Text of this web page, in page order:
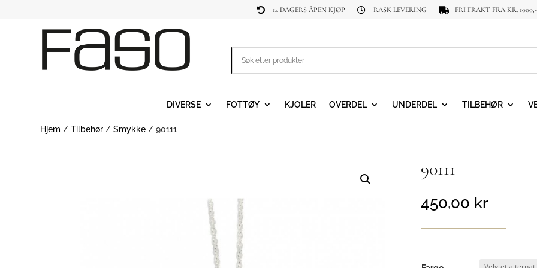
 14 DAGERS ÅPEN KJØP  RASK LEVERING  FRI FRAKT FRA KR. 1000,-
DIVERSE FOTTØY KJOLER OVERDEL UNDERDEL TILBEHØR
Hjem /Tilbehør /Smykke / 90111
90111
450,00 kr